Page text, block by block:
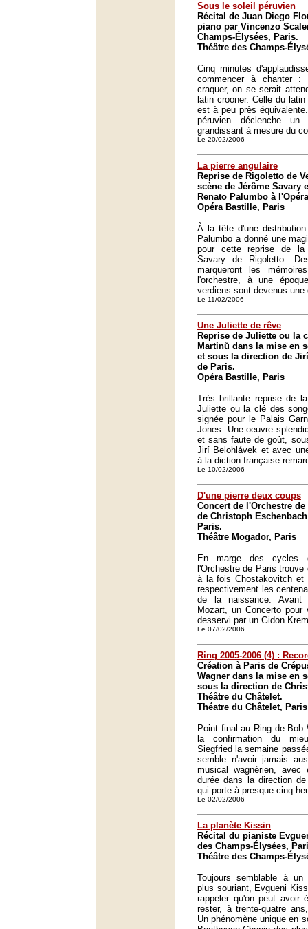
Sous le soleil péruvien
Récital de Juan Diego
piano par Vincenzo
Champs-Élysées, Paris.
Théâtre des Champs-
Cinq minutes
commencer à chanter
craquer, on se serait
latin crooner. Celle du
est à peu près
péruvien déclenche un
grandissant à mesure du
Le 20/02/2006
La pierre angulaire
Reprise de Rigoletto de
scène de Jérôme Savary
Renato Palumbo à
Opéra Bastille, Paris
À la tête d'une
Palumbo a donné une
pour cette reprise de la
Savary de Rigoletto.
marqueront les
l'orchestre, à une
verdiens sont devenus une
Le 11/02/2006
Une Juliette de rêve
Reprise de Juliette ou la
Martinů dans la mise en
et sous la direction de
de Paris.
Opéra Bastille, Paris
Très brillante reprise de
Juliette ou la clé des
signée pour le Palais
Jones. Une oeuvre
et sans faute de goût,
Jirí Belohlávek et avec
à la diction française
Le 10/02/2006
D'une pierre deux coups
Concert de l'Orchestre
de Christoph
Paris.
Théâtre Mogador, Paris
En marge des cycles
l'Orchestre de Paris
à la fois Chostakovitch et
respectivement les
de la naissance. Avant
Mozart, un Concerto
desservi par un Gidon
Le 07/02/2006
Ring 2005-2006 (4) :
Création à Paris de
Wagner dans la mise en
sous la direction de
Théâtre du Châtelet.
Théatre du Châtelet, Paris
Point final au Ring de Bob
la confirmation du
Siegfried la semaine
semble n'avoir jamais
musical wagnérien,
durée dans la direction
qui porte à presque cinq
Le 02/02/2006
La planète Kissin
Récital du pianiste
des Champs-Élysées,
Théâtre des Champs-
Toujours semblable à
plus souriant, Evgueni
rappeler qu'on peut avoir
rester, à trente-quatre
Un phénomène unique en